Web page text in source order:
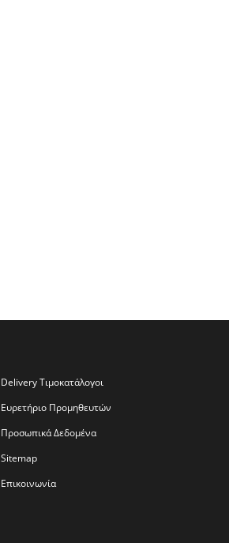
Delivery Τιμοκατάλογοι
Ευρετήριο Προμηθευτών
Προσωπικά Δεδομένα
Sitemap
Επικοινωνία